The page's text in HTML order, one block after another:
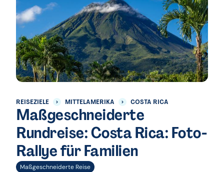
REISEZIELE MITTELAMERIKA COSTA RICA
Maßgeschneiderte
Rundreise: Costa Rica: Foto-
Rallye für Familien
Maßgeschneiderte Reise